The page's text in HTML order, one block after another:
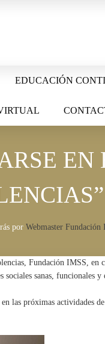
EDUCACIÓN
por Webmaster Fundación
Fundación IMSS,
sanas, funcionales
las próximas actividades